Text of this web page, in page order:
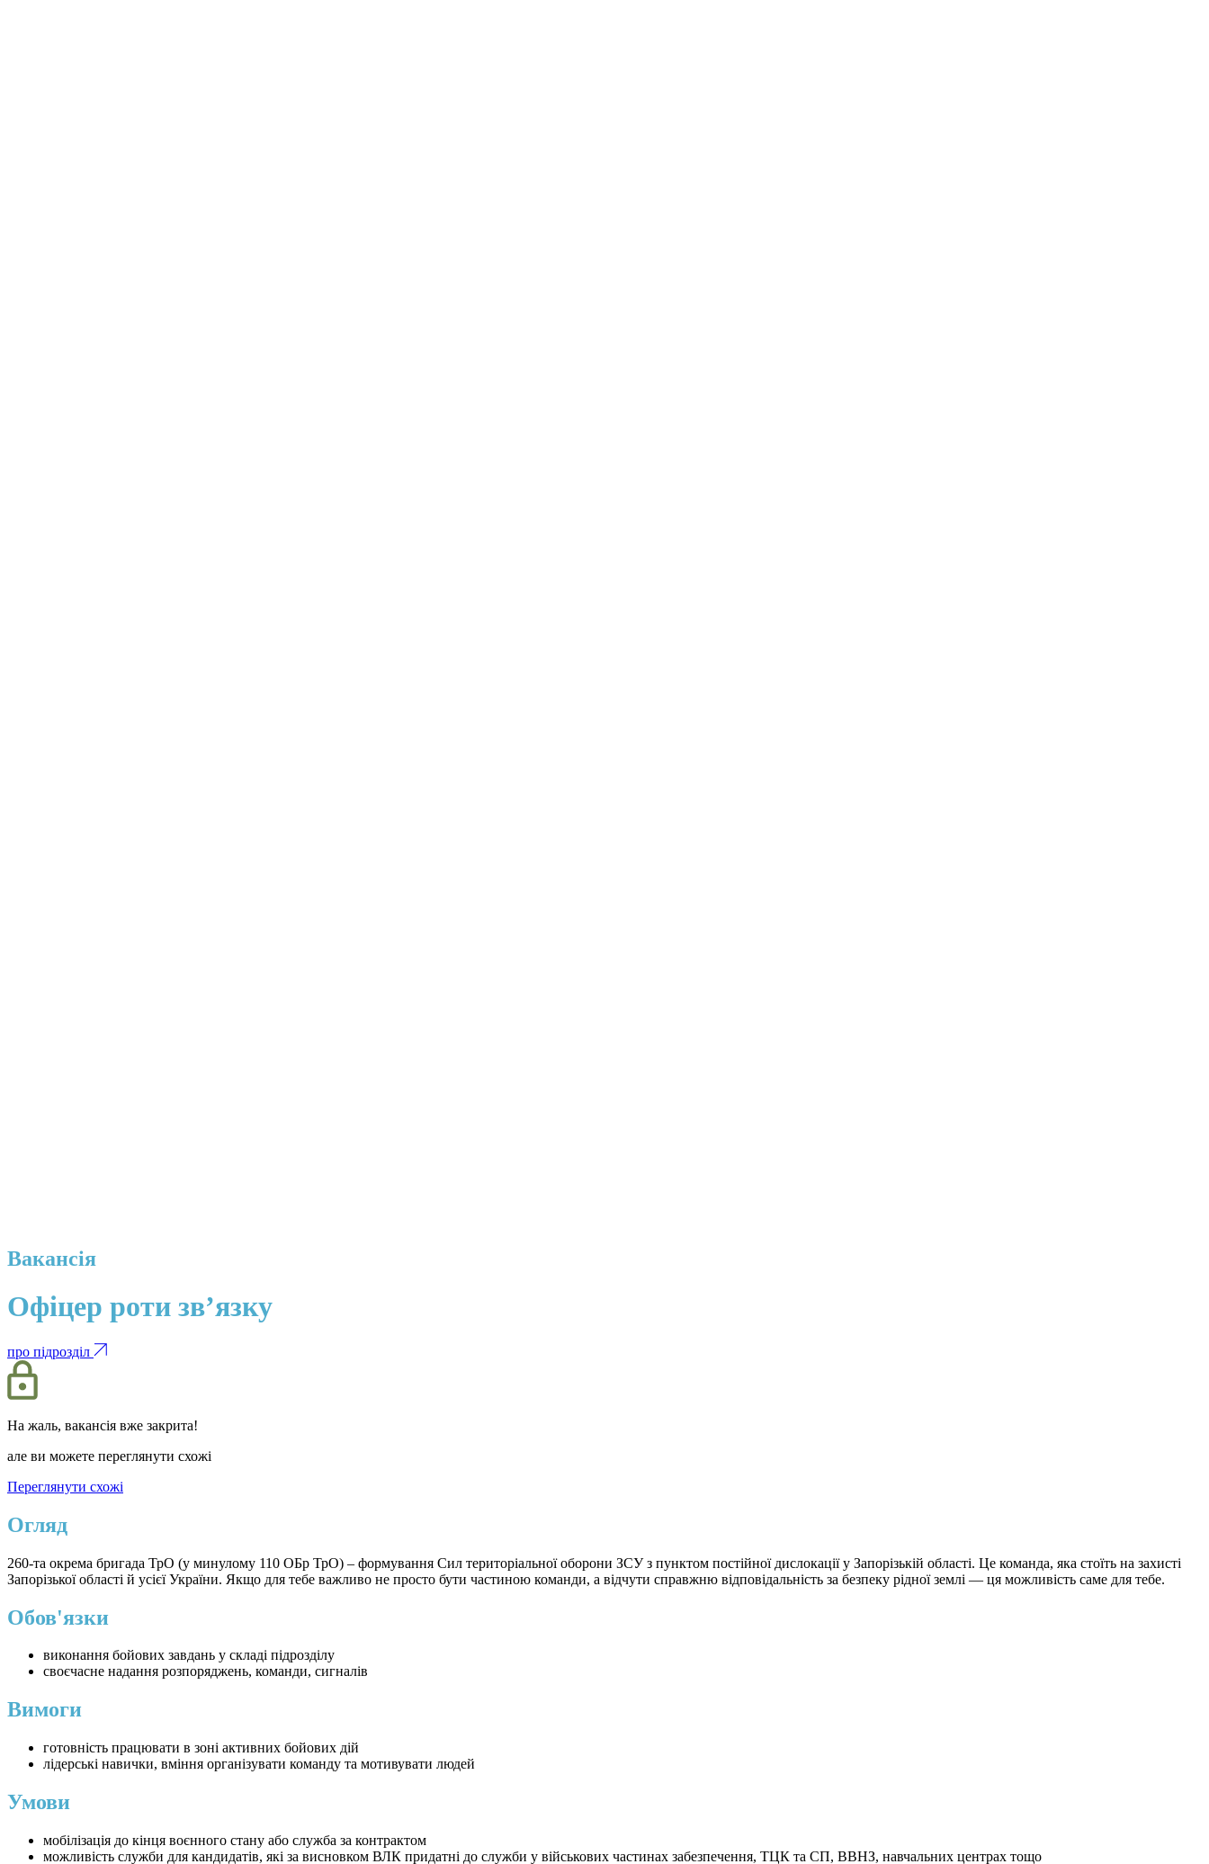
Вакансія
Офіцер роти зв’язку
про підрозділ
На жаль, вакансія вже закрита!
але ви можете переглянути схожі
Переглянути схожі
Огляд
260-та окрема бригада ТрО (у минулому 110 ОБр ТрО) – формування Сил територіальної оборони ЗСУ з пунктом постійної дислокації у Запорізькій області. Це команда, яка стоїть на захисті
Запорізької області й усієї України. Якщо для тебе важливо не просто бути частиною команди, а відчути справжню відповідальність за безпеку рідної землі — ця можливість саме для тебе.
Обов'язки
виконання бойових завдань у складі підрозділу
своєчасне надання розпоряджень, команди, сигналів
Вимоги
готовність працювати в зоні активних бойових дій
лідерські навички, вміння організувати команду та мотивувати людей
Умови
мобілізація до кінця воєнного стану або служба за контрактом
можливість служби для кандидатів, які за висновком ВЛК придатні до служби у військових частинах забезпечення, ТЦК та СП, ВВНЗ, навчальних центрах тощо